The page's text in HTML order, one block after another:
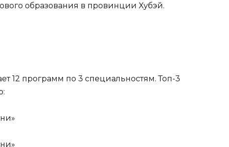
образования в провинции Хубэй.
12 программ по 3 специальностям. Топ-3